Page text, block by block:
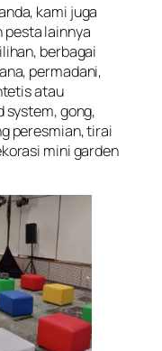
kami juga
pesta lainnya
berbagai
permadani,
atau
system, gong,
peresmian, tirai
mini garden